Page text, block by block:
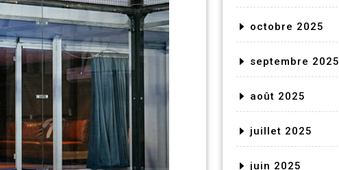
octobre 2025
septembre 2025
août 2025
juillet 2025
juin 2025